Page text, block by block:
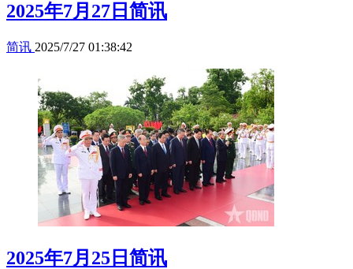
2025年7月27日简讯
简讯 2025/7/27 01:38:42
2025年7月25日简讯